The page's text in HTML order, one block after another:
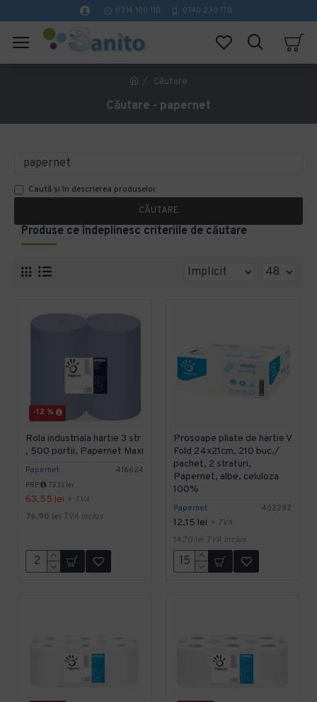
0314 100 110 0740 230 170
Căutare
Căutare - papernet
Caută și în descrierea produselor
CĂUTARE
Produse ce îndeplinesc criteriile de căutare
-12 %
Papernet 416624
Rola industriala hartie 3 str
, 500 portii, Papernet Maxi
PRP 72,13 lei
63,55 lei + TVA
76,90 lei TVA inclus
Papernet 402292
Prosoape pliate de hartie V
Fold 24x21cm, 210 buc./
pachet, 2 straturi,
Papernet, albe, celuloza
100%
12,15 lei + TVA
14,70 lei TVA inclus